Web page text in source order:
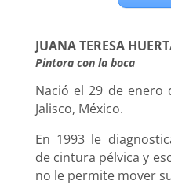
JUANA TERESA
Pintora con la boca
Nació el 29 de enero
Jalisco, México.
En 1993 le
de cintura pélvica y
no le permite mover